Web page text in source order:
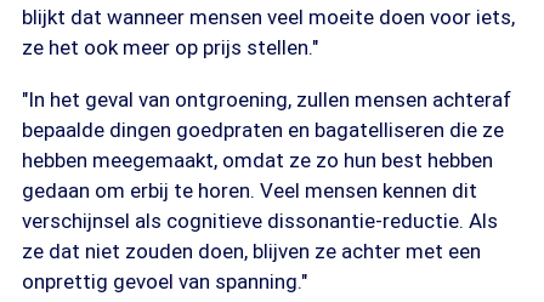
blijkt dat wanneer mensen veel moeite doen voor iets,
ze het ook meer op prijs stellen."
"In het geval van ontgroening, zullen mensen achteraf
bepaalde dingen goedpraten en bagatelliseren die ze
hebben meegemaakt, omdat ze zo hun best hebben
gedaan om erbij te horen. Veel mensen kennen dit
verschijnsel als cognitieve dissonantie-reductie. Als
ze dat niet zouden doen, blijven ze achter met een
onprettig gevoel van spanning."